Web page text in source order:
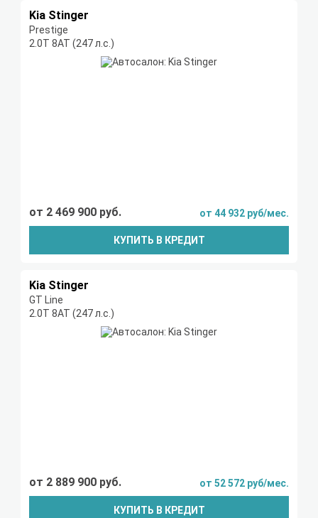
Kia Stinger
Prestige
2.0T 8АТ (247 л.с.)
от 2 469 900 руб. от 44 932 руб/мес.
КУПИТЬ В КРЕДИТ
Kia Stinger
GT Line
2.0T 8АТ (247 л.с.)
от 2 889 900 руб. от 52 572 руб/мес.
КУПИТЬ В КРЕДИТ